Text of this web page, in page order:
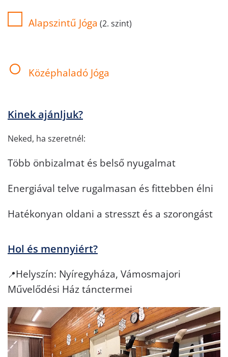
□ Alapszintű Jóga (2. szint)
○ Középhaladó Jóga
Kinek ajánljuk?
Neked, ha szeretnél:
Több önbizalmat és belső nyugalmat
Energiával telve rugalmasan és fittebben élni
Hatékonyan oldani a stresszt és a szorongást
Hol és mennyiért?
📍Helyszín: Nyíregyháza, Vámosmajori
Művelődési Ház tánctermei